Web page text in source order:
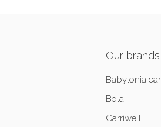
Our brands
Babylonia
Bola
Carriwell